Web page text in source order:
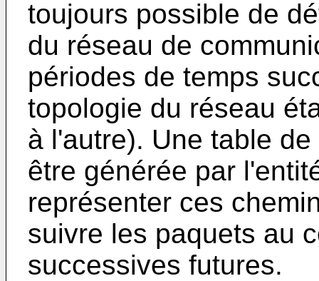
toujours possible de
du réseau de
périodes de temps
topologie du réseau
à l'autre). Une table
être générée par
représenter ces
suivre les paquets au
successives futures.